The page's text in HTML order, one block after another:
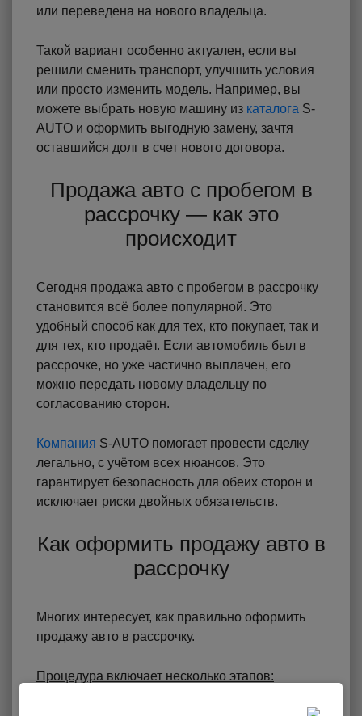
или переведена на нового владельца.
Такой вариант особенно актуален, если вы
решили сменить транспорт, улучшить условия
или просто изменить модель. Например, вы
можете выбрать новую машину из каталога S-
AUTO и оформить выгодную замену, зачтя
оставшийся долг в счет нового договора.
Продажа авто с пробегом в
рассрочку — как это
происходит
Сегодня продажа авто с пробегом в рассрочку
становится всё более популярной. Это
удобный способ как для тех, кто покупает, так и
для тех, кто продаёт. Если автомобиль был в
рассрочке, но уже частично выплачен, его
можно передать новому владельцу по
согласованию сторон.
Компания S-AUTO помогает провести сделку
легально, с учётом всех нюансов. Это
гарантирует безопасность для обеих сторон и
исключает риски двойных обязательств.
Как оформить продажу авто в
рассрочку
Многих интересует, как правильно оформить
продажу авто в рассрочку.
Процедура включает несколько этапов: